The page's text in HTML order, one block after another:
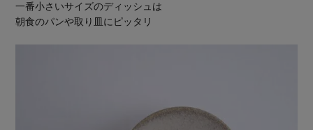
一番小さいサイズのディッシュは
朝食のパンや取り皿にピッタリ